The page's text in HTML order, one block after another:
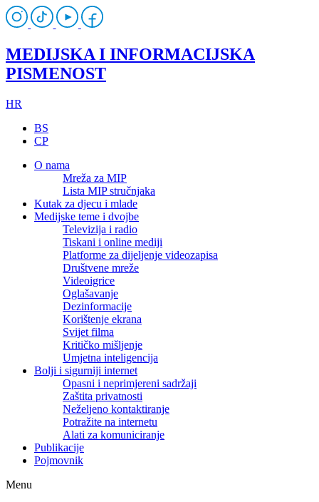
MEDIJSKA I INFORMACIJSKA
PISMENOST
HR
BS
CP
O nama
Mreža za MIP
Lista MIP stručnjaka
Kutak za djecu i mlade
Medijske teme i dvojbe
Televizija i radio
Tiskani i online mediji
Platforme za dijeljenje videozapisa
Društvene mreže
Videoigrice
Oglašavanje
Dezinformacije
Korištenje ekrana
Svijet filma
Kritičko mišljenje
Umjetna inteligencija
Bolji i sigurniji internet
Opasni i neprimjereni sadržaji
Zaštita privatnosti
Neželjeno kontaktiranje
Potražite na internetu
Alati za komuniciranje
Publikacije
Pojmovnik
Menu